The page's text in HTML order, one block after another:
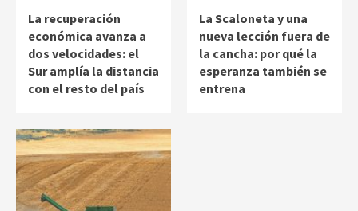
La recuperación
económica avanza a
dos velocidades: el
Sur amplía la distancia
con el resto del país
La Scaloneta y una
nueva lección fuera de
la cancha: por qué la
esperanza también se
entrena